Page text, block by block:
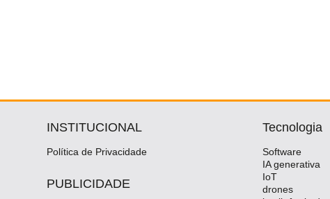
INSTITUCIONAL
Política de Privacidade
PUBLICIDADE
Tecnologia
Software
IA generativa
IoT
drones